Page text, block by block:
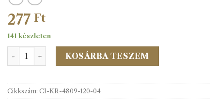
277 Ft
141 készleten
4809cipöfüzö(100pár/köteg 120cm 04 s.barna mennyiség
KOSÁRBA TESZEM
Cikkszám: CI-KR-4809-120-04